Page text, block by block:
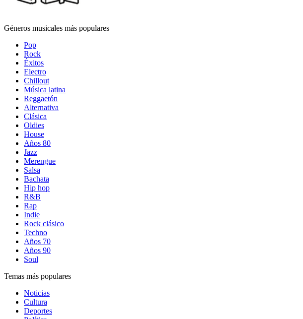
Géneros musicales más populares
Pop
Rock
Éxitos
Electro
Chillout
Música latina
Reggaetón
Alternativa
Clásica
Oldies
House
Años 80
Jazz
Merengue
Salsa
Bachata
Hip hop
R&B
Rap
Indie
Rock clásico
Techno
Años 70
Años 90
Soul
Temas más populares
Noticias
Cultura
Deportes